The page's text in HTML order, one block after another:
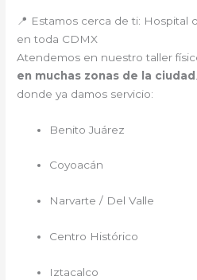
📍 Estamos cerca de ti: Hospital
en toda CDMX
Atendemos en nuestro taller
en muchas zonas de la ciudad
donde ya damos servicio:
Benito Juárez
Coyoacán
Narvarte / Del Valle
Centro Histórico
Iztacalco